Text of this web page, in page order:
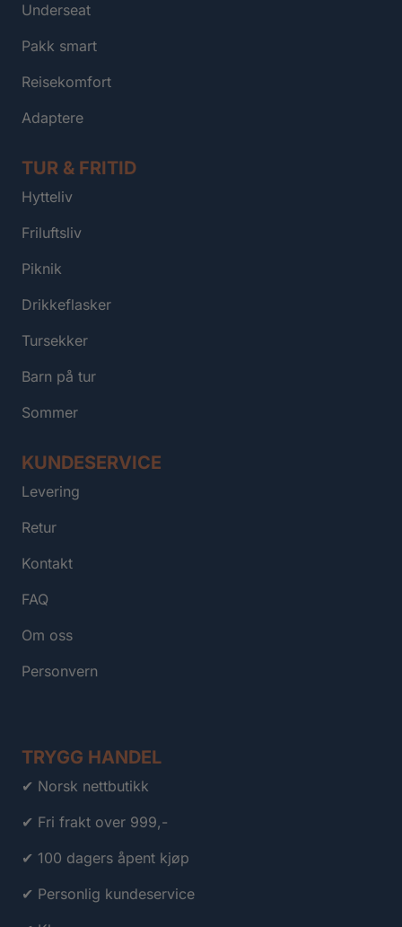
Underseat
Pakk smart
Reisekomfort
Adaptere
TUR & FRITID
Hytteliv
Friluftsliv
Piknik
Drikkeflasker
Tursekker
Barn på tur
Sommer
KUNDESERVICE
Levering
Retur
Kontakt
FAQ
Om oss
Personvern
TRYGG HANDEL
✔ Norsk nettbutikk
✔ Fri frakt over 999,-
✔ 100 dagers åpent kjøp
✔ Personlig kundeservice